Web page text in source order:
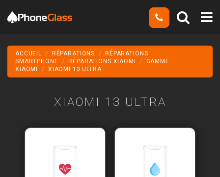
ACCUEIL RÉPARATIONS
RÉPARATIONS
SMARTPHONE
RÉPARATIONS XIAOMI
GAMME
XIAOMI
XIAOMI 13 ULTRA
XIAOMI 13 ULTRA